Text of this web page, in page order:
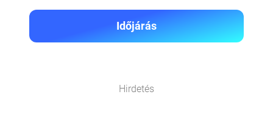
Időjárás
Hirdetés